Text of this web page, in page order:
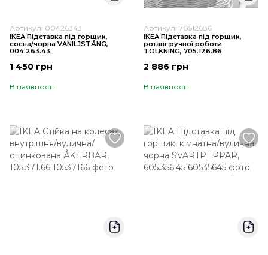
Артикул: 00426343
IKEA Підставка під горщик,
сосна/чорна VANILJSTÅNG,
004.263.43
1 450 грн
В наявності
Артикул: 70512686
IKEA Підставка під горщик,
ротанг ручної роботи
TOLKNING, 705.126.86
2 886 грн
В наявності